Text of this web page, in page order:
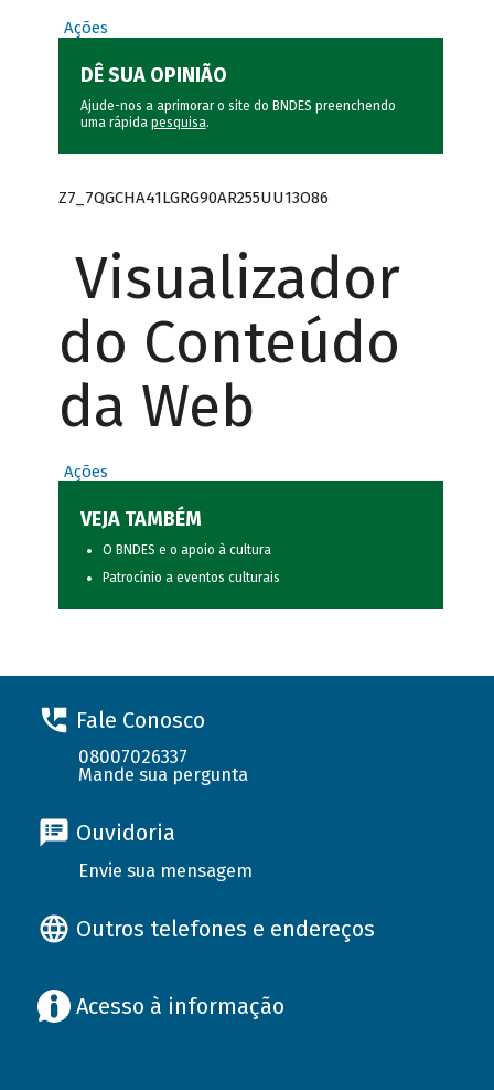
Ações
DÊ SUA OPINIÃO
Ajude-nos a aprimorar o site do BNDES preenchendo
uma rápida pesquisa.
Z7_7QGCHA41LGRG90AR255UU13O86
Visualizador
do Conteúdo
da Web
Ações
VEJA TAMBÉM
O BNDES e o apoio à cultura
Patrocínio a eventos culturais
Fale Conosco
08007026337
Mande sua pergunta
Ouvidoria
Envie sua mensagem
Outros telefones e endereços
Acesso à informação